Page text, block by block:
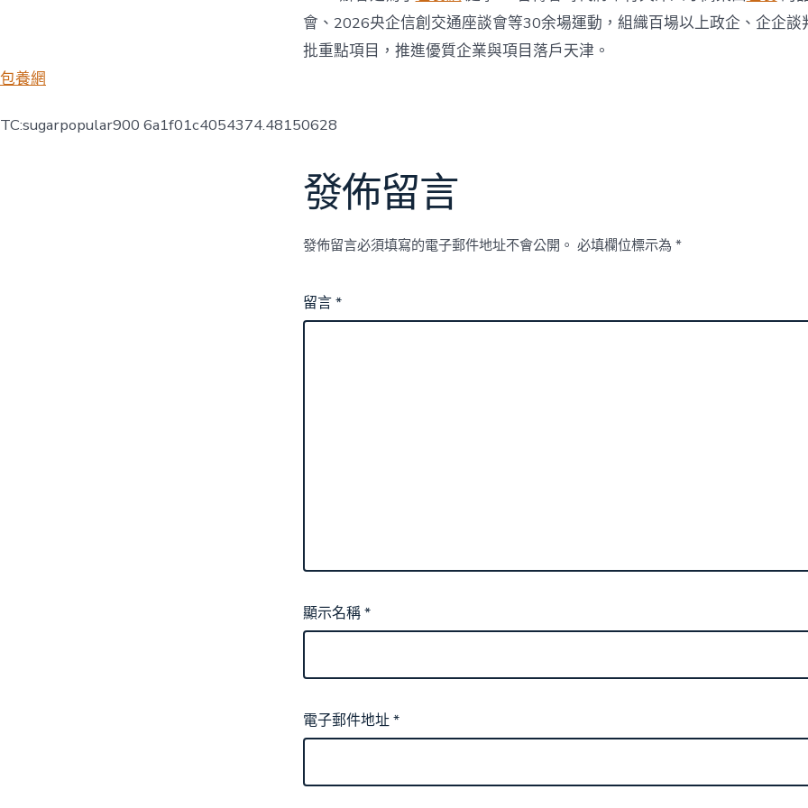
會、2026央企信創交通座談會等30余場運動，組織百場以上政企、企企談
批重點項目，推進優質企業與項目落戶天津。
包養網
TC:sugarpopular900 6a1f01c4054374.48150628
發佈留言
發佈留言必須填寫的電子郵件地址不會公開。 必填欄位標示為 *
留言*
顯示名稱*
電子郵件地址*